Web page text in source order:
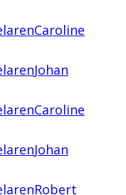
Caroline
Johan
Caroline
Johan
Robert